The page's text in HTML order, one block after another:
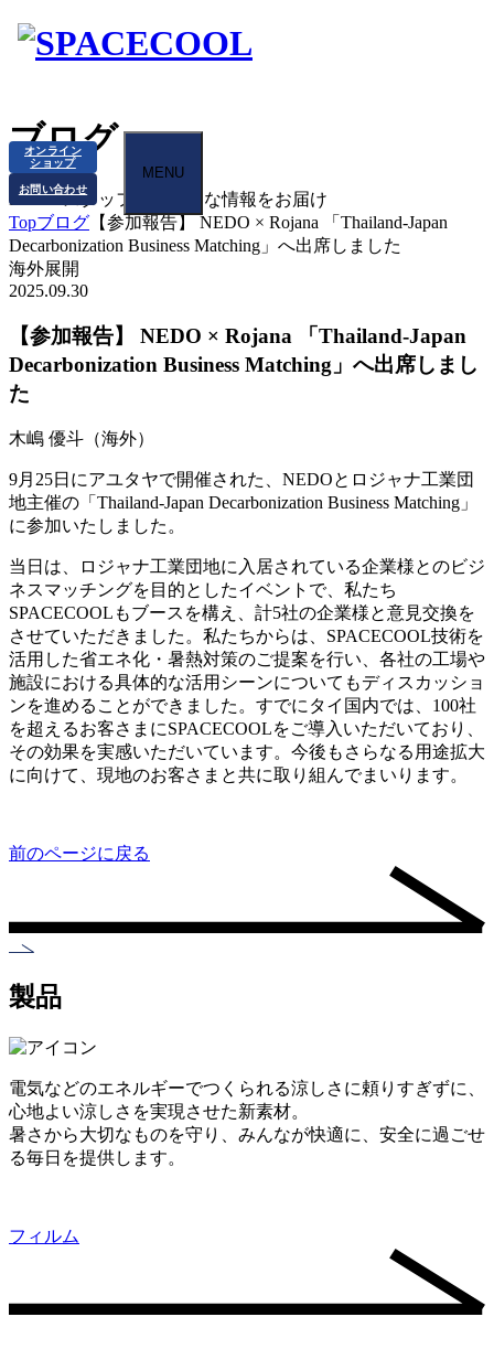
オンライン
ショップ
お問い合わせ
MENU
ブログ
BLOG スタッフから様々な情報をお届け
Topブログ 【参加報告】 NEDO × Rojana 「Thailand-Japan
Decarbonization Business Matching」へ出席しました
海外展開
2025.09.30
【参加報告】 NEDO × Rojana 「Thailand-Japan
Decarbonization Business Matching」へ出席しまし
た
木嶋 優斗（海外）
9月25日にアユタヤで開催された、NEDOとロジャナ工業団
地主催の「Thailand-Japan Decarbonization Business Matching」
に参加いたしました。
当日は、ロジャナ工業団地に入居されている企業様とのビジ
ネスマッチングを目的としたイベントで、私たち
SPACECOOLもブースを構え、計5社の企業様と意見交換を
させていただきました。私たちからは、SPACECOOL技術を
活用した省エネ化・暑熱対策のご提案を行い、各社の工場や
施設における具体的な活用シーンについてもディスカッショ
ンを進めることができました。すでにタイ国内では、100社
を超えるお客さまにSPACECOOLをご導入いただいており、
その効果を実感いただいています。今後もさらなる用途拡大
に向けて、現地のお客さまと共に取り組んでまいります。
前のページに戻る
製品
電気などのエネルギーでつくられる涼しさに頼りすぎずに、
心地よい涼しさを実現させた新素材。
暑さから大切なものを守り、みんなが快適に、安全に過ごせ
る毎日を提供します。
フィルム